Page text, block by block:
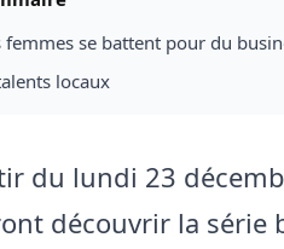
femmes se battent pour du
locaux
du lundi 23
découvrir la série